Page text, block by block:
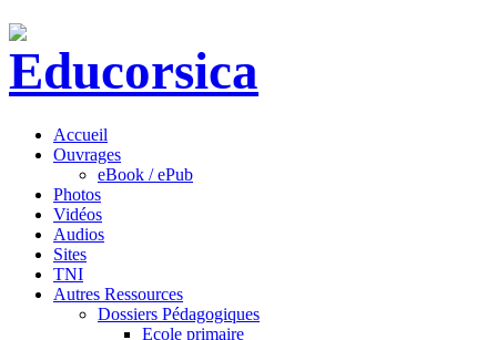
Accueil
Ouvrages
eBook / ePub
Photos
Vidéos
Audios
Sites
TNI
Autres Ressources
Dossiers Pédagogiques
Ecole primaire